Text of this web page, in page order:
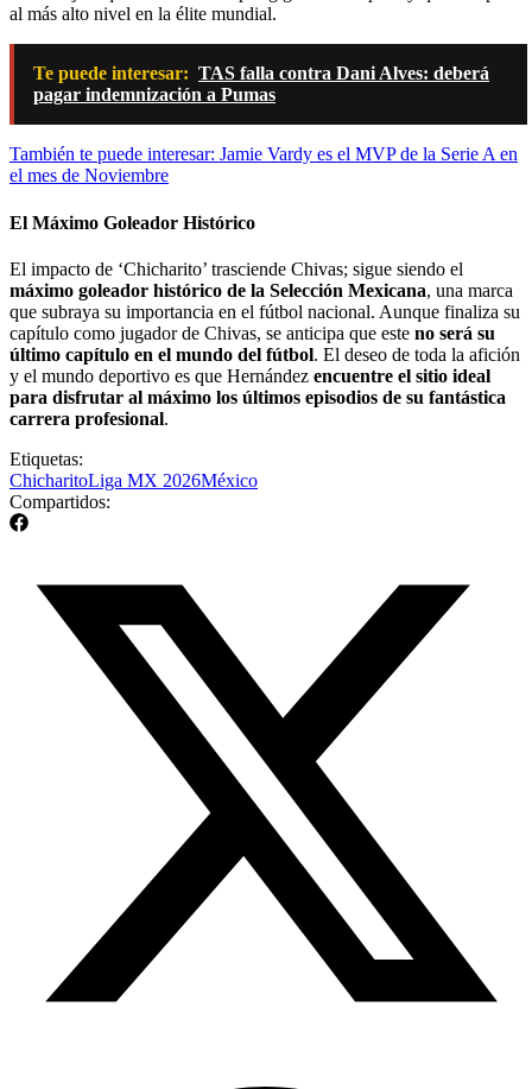
al más alto nivel en la élite mundial.
Te puede interesar: TAS falla contra Dani Alves: deberá
pagar indemnización a Pumas
También te puede interesar: Jamie Vardy es el MVP de la Serie A en
el mes de Noviembre
El Máximo Goleador Histórico
El impacto de ‘Chicharito’ trasciende Chivas; sigue siendo el
máximo goleador histórico de la Selección Mexicana, una marca
que subraya su importancia en el fútbol nacional. Aunque finaliza su
capítulo como jugador de Chivas, se anticipa que este no será su
último capítulo en el mundo del fútbol. El deseo de toda la afición
y el mundo deportivo es que Hernández encuentre el sitio ideal
para disfrutar al máximo los últimos episodios de su fantástica
carrera profesional.
Etiquetas:
ChicharitoLiga MX 2026México
Compartidos: